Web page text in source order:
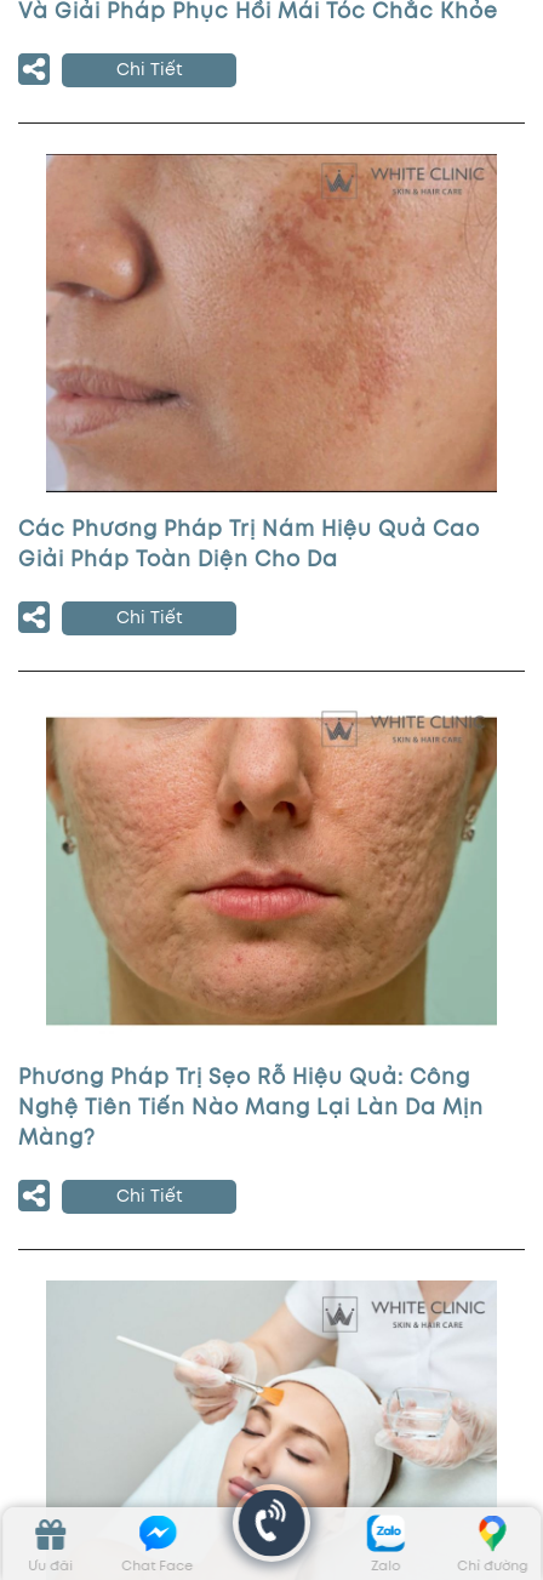
Ưu đãi Chat Face Zalo Chỉ đường
Và Giải Pháp Phục Hồi Mái Tóc Chắc Khỏe
Chi Tiết
Các Phương Pháp Trị Nám Hiệu Quả Cao
Giải Pháp Toàn Diện Cho Da
Chi Tiết
Phương Pháp Trị Sẹo Rỗ Hiệu Quả: Công
Nghệ Tiên Tiến Nào Mang Lại Làn Da Mịn
Màng?
Chi Tiết